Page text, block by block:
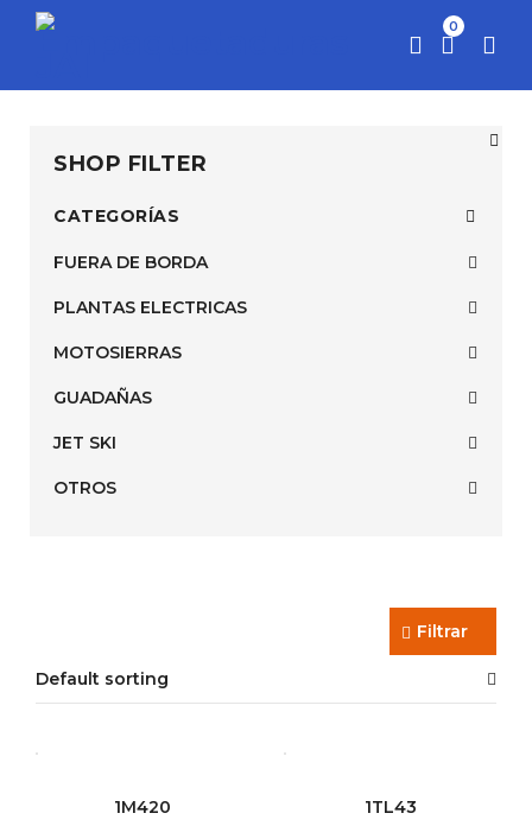
0
SHOP FILTER
CATEGORÍAS
FUERA DE BORDA
PLANTAS ELECTRICAS
MOTOSIERRAS
GUADAÑAS
JET SKI
OTROS
Filtrar
Default sorting
1M420
1TL43